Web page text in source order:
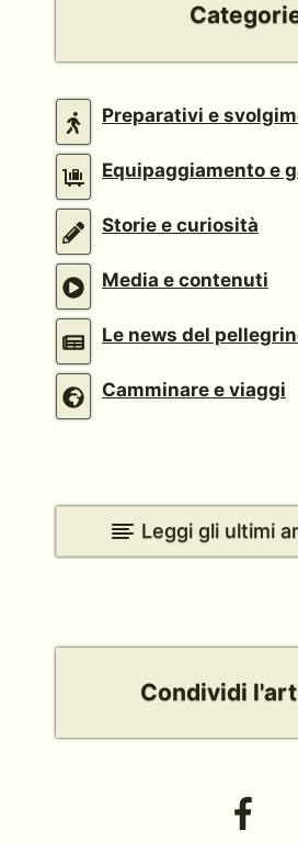
Preparativi e
Equipaggiamento e
Storie e curiosità
Media e contenuti
Le news del
Camminare e viaggi
Leggi gli ultimi
Condividi